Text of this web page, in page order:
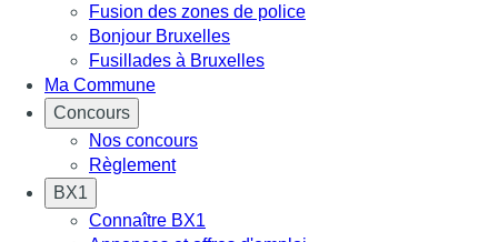
Fusion des zones de police
Bonjour Bruxelles
Fusillades à Bruxelles
Ma Commune
Concours
Nos concours
Règlement
BX1
Connaître BX1